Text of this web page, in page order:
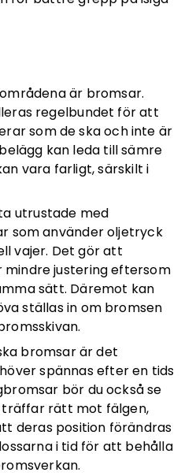
är bromsar.
regelbundet för att
som de ska och inte är
kan leda till sämre
vara farligt, särskilt i
utrustade med
som använder oljetryck
vajer. Det gör att
justering eftersom
sätt. Däremot kan
ställas in om bromsen
bromsar är det
spännas efter en tids
bör du också se
rätt mot fälgen,
deras position förändras
i tid för att behålla